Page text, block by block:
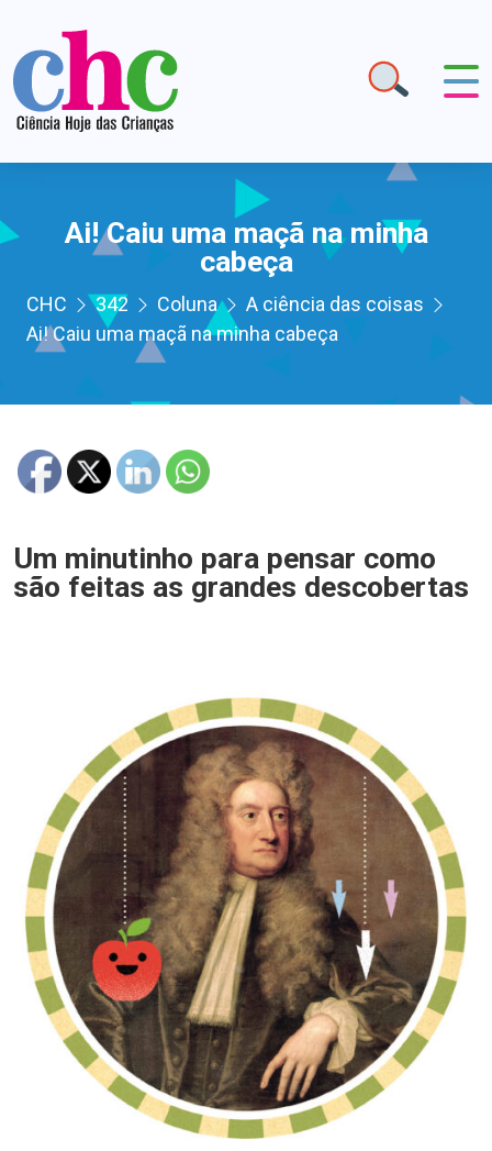
Ai! Caiu uma maçã na minha
cabeça
CHC 342 Coluna
A ciência das coisas
Ai! Caiu uma maçã na minha cabeça
Um minutinho para pensar como
são feitas as grandes descobertas